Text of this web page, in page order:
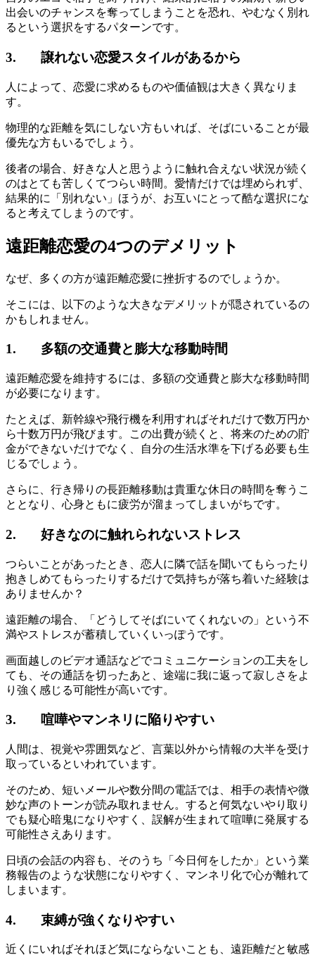
出会いのチャンスを奪ってしまうことを恐れ、やむなく別れ
るという選択をするパターンです。
3. 譲れない恋愛スタイルがあるから
人によって、恋愛に求めるものや価値観は大きく異なりま
す。
物理的な距離を気にしない方もいれば、そばにいることが最
優先な方もいるでしょう。
後者の場合、好きな人と思うように触れ合えない状況が続く
のはとても苦しくてつらい時間。愛情だけでは埋められず、
結果的に「別れない」ほうが、お互いにとって酷な選択にな
ると考えてしまうのです。
遠距離恋愛の4つのデメリット
なぜ、多くの方が遠距離恋愛に挫折するのでしょうか。
そこには、以下のような大きなデメリットが隠されているの
かもしれません。
1. 多額の交通費と膨大な移動時間
遠距離恋愛を維持するには、多額の交通費と膨大な移動時間
が必要になります。
たとえば、新幹線や飛行機を利用すればそれだけで数万円か
ら十数万円が飛びます。この出費が続くと、将来のための貯
金ができないだけでなく、自分の生活水準を下げる必要も生
じるでしょう。
さらに、行き帰りの長距離移動は貴重な休日の時間を奪うこ
ととなり、心身ともに疲労が溜まってしまいがちです。
2. 好きなのに触れられないストレス
つらいことがあったとき、恋人に隣で話を聞いてもらったり
抱きしめてもらったりするだけで気持ちが落ち着いた経験は
ありませんか？
遠距離の場合、「どうしてそばにいてくれないの」という不
満やストレスが蓄積していくいっぽうです。
画面越しのビデオ通話などでコミュニケーションの工夫をし
ても、その通話を切ったあと、途端に我に返って寂しさをよ
り強く感じる可能性が高いです。
3. 喧嘩やマンネリに陥りやすい
人間は、視覚や雰囲気など、言葉以外から情報の大半を受け
取っているといわれています。
そのため、短いメールや数分間の電話では、相手の表情や微
妙な声のトーンが読み取れません。すると何気ないやり取り
でも疑心暗鬼になりやすく、誤解が生まれて喧嘩に発展する
可能性さえあります。
日頃の会話の内容も、そのうち「今日何をしたか」という業
務報告のような状態になりやすく、マンネリ化で心が離れて
しまいます。
4. 束縛が強くなりやすい
近くにいればそれほど気にならないことも、遠距離だと敏感